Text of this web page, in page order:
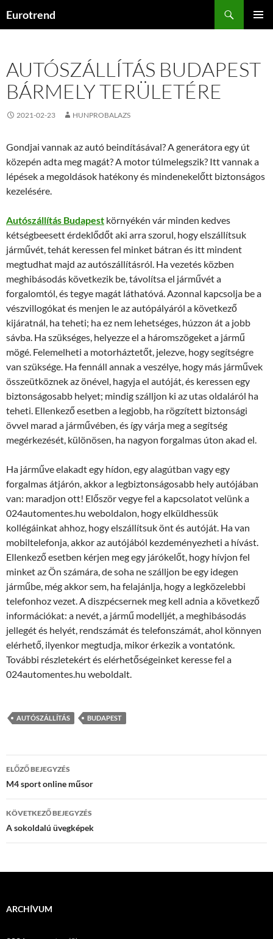
Eurotrend
AUTÓSZÁLLÍTÁS BUDAPEST
BÁRMELY TERÜLETÉRE
2021-02-23 HUNPROBALAZS
Gondjai vannak az autó beindításával? A generátora egy út
közepén adta meg magát? A motor túlmelegszik? Itt vannak a
lépések a megoldások hatékony és mindenekelőtt biztonságos
kezelésére.
Autószállítás Budapest környékén vár minden kedves
kétségbeesett érdeklődőt aki arra szorul, hogy elszállítsuk
járművét, tehát keressen fel minket bátran és itt mindent
megtudhat majd az autószállításról. Ha vezetés közben
meghibásodás következik be, távolítsa el járművét a
forgalomtól, és tegye magát láthatóvá. Azonnal kapcsolja be a
vészvillogókat és menjen le az autópályáról a következő
kijáratnál, ha teheti; ha ez nem lehetséges, húzzon át a jobb
sávba. Ha szükséges, helyezze el a háromszögeket a jármű
mögé. Felemelheti a motorháztetőt, jelezve, hogy segítségre
van szüksége. Ha fennáll annak a veszélye, hogy más járművek
összeütköznek az önével, hagyja el autóját, és keressen egy
biztonságosabb helyet; mindig szálljon ki az utas oldaláról ha
teheti. Ellenkező esetben a legjobb, ha rögzített biztonsági
övvel marad a járművében, és így várja meg a segítség
megérkezését, különösen, ha nagyon forgalmas úton akad el.
Ha járműve elakadt egy hídon, egy alagútban vagy egy
forgalmas átjárón, akkor a legbiztonságosabb hely autójában
van: maradjon ott! Először vegye fel a kapcsolatot velünk a
024automentes.hu weboldalon, hogy elküldhessük
kollégáinkat ahhoz, hogy elszállítsuk önt és autóját. Ha van
mobiltelefonja, akkor az autójából kezdeményezheti a hívást.
Ellenkező esetben kérjen meg egy járókelőt, hogy hívjon fel
minket az Ön számára, de soha ne szálljon be egy idegen
járműbe, még akkor sem, ha felajánlja, hogy a legközelebbi
telefonhoz vezet. A diszpécsernek meg kell adnia a következő
információkat: a nevét, a jármű modelljét, a meghibásodás
jellegét és helyét, rendszámát és telefonszámát, ahol könnyen
elérhető, ilyenkor megtudja, mikor érkezik a vontatónk.
További részletekért és elérhetőségeinket keresse fel a
024automentes.hu weboldalt.
AUTÓSZÁLLÍTÁS BUDAPEST
Bejegyzés
navigáció
ELŐZŐ BEJEGYZÉS
M4 sport online műsor
KÖVETKEZŐ BEJEGYZÉS
A sokoldalú üvegképek
ARCHÍVUM